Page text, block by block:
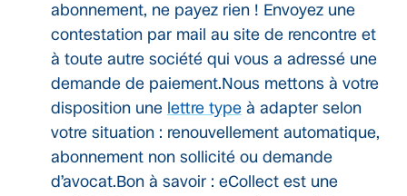
abonnement, ne payez rien ! Envoyez une
contestation par mail au site de rencontre et
à toute autre société qui vous a adressé une
demande de paiement.Nous mettons à votre
disposition une lettre type à adapter selon
votre situation : renouvellement automatique,
abonnement non sollicité ou demande
d’avocat.Bon à savoir : eCollect est une